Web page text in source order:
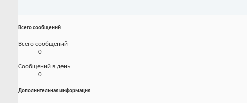
Всего сообщений
Всего сообщений
0
Сообщений в день
0
Дополнительная информация